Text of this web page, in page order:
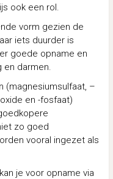
ook een rol.
vorm gezien de
iets duurder is
goede opname en
en darmen.
(magnesiumsulfaat, –
en -fosfaat)
zo goed
vooral ingezet als
je voor opname via